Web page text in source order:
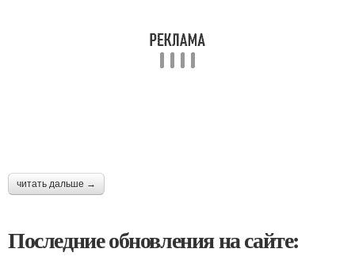
читать дальше →
Последние обновления на сайте: